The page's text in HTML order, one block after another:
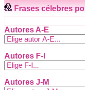
Frases célebres
Autores A-E
Autores F-I
Autores J-M